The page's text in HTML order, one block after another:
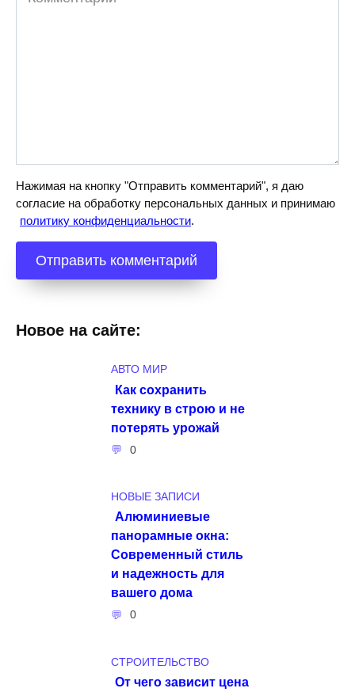
Нажимая на кнопку "Отправить комментарий", я даю
согласие на обработку персональных данных и принимаю
политику конфиденциальности.
Новое на сайте:
АВТО МИР
Как сохранить
технику в строю и не
потерять урожай
0
НОВЫЕ ЗАПИСИ
Алюминиевые
панорамные окна:
Современный стиль
и надежность для
вашего дома
0
СТРОИТЕЛЬСТВО
От чего зависит цена